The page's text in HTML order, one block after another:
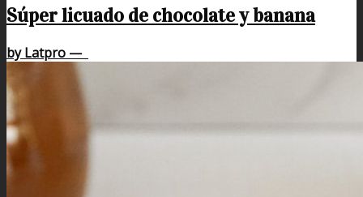
Súper licuado de chocolate y banana
by Latpro —